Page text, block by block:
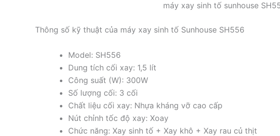
máy xay sinh tố sunhouse
Thông số kỹ thuật của máy xay sinh tố Sunhouse SH556
Model: SH556
Dung tích cối xay: 1,5 lít
Công suất (W): 300W
Số lượng cối: 3 cối
Chất liệu cối xay: Nhựa kháng vỡ cao cấp
Nút chỉnh tốc độ xay: Xoay
Chức năng: Xay sinh tố + Xay khô + Xay rau củ thịt